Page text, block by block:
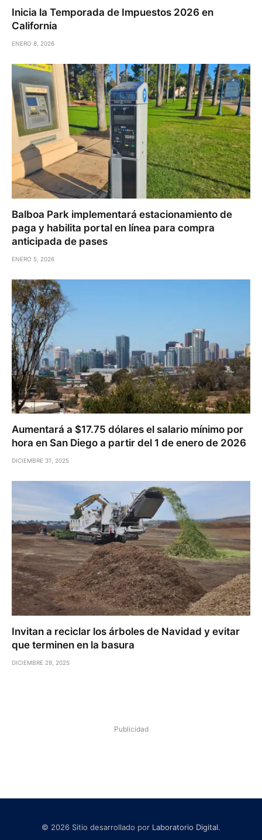
Inicia la Temporada de Impuestos 2026 en
California
ENERO 8, 2026
Balboa Park implementará estacionamiento de
paga y habilita portal en línea para compra
anticipada de pases
ENERO 5, 2026
Aumentará a $17.75 dólares el salario mínimo por
hora en San Diego a partir del 1 de enero de 2026
DICIEMBRE 31, 2025
Invitan a reciclar los árboles de Navidad y evitar
que terminen en la basura
DICIEMBRE 29, 2025
Publicidad
© 2026 Sitio desarrollado por Laboratorio Digital.